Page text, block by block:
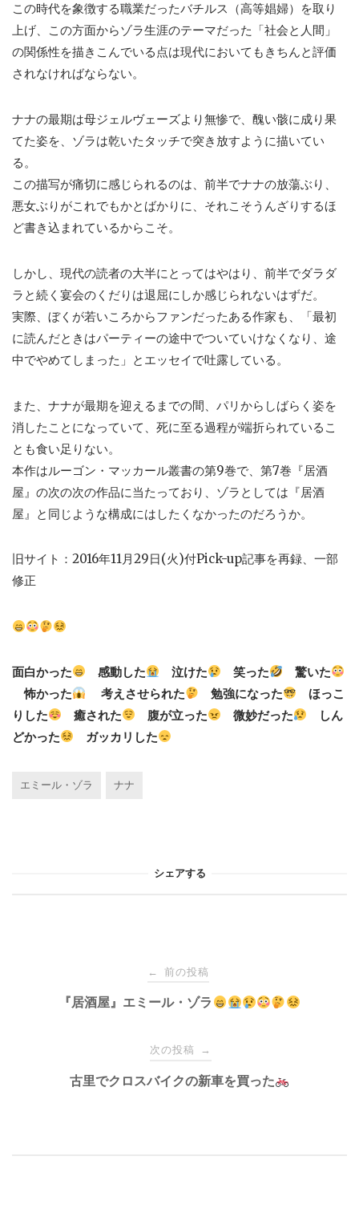
この時代を象徴する職業だったバチルス（高等娼婦）を取り
上げ、この方面からゾラ生涯のテーマだった「社会と人間」
の関係性を描きこんでいる点は現代においてもきちんと評価
されなければならない。
ナナの最期は母ジェルヴェーズより無惨で、醜い骸に成り果
てた姿を、ゾラは乾いたタッチで突き放すように描いてい
る。
この描写が痛切に感じられるのは、前半でナナの放蕩ぶり、
悪女ぶりがこれでもかとばかりに、それこそうんざりするほ
ど書き込まれているからこそ。
しかし、現代の読者の大半にとってはやはり、前半でダラダ
ラと続く宴会のくだりは退屈にしか感じられないはずだ。
実際、ぼくが若いころからファンだったある作家も、「最初
に読んだときはパーティーの途中でついていけなくなり、途
中でやめてしまった」とエッセイで吐露している。
また、ナナが最期を迎えるまでの間、パリからしばらく姿を
消したことになっていて、死に至る過程が端折られているこ
とも食い足りない。
本作はルーゴン・マッカール叢書の第9巻で、第7巻『居酒
屋』の次の次の作品に当たっており、ゾラとしては『居酒
屋』と同じような構成にはしたくなかったのだろうか。
旧サイト：2016年11月29日(火)付Pick-up記事を再録、一部
修正
面白かった 感動した 泣けた 笑った
驚いた
怖かった
考えさせられた 勉強になった
ほっこ
りした
癒された 腹が立った 微妙だった
しん
どかった
ガッカリした
エミール・ゾラ ナナ
シェアする
← 前の投稿
『居酒屋』エミール・ゾラ
次の投稿 →
古里でクロスバイクの新車を買った